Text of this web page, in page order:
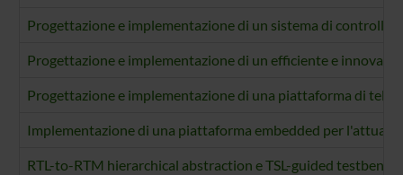
Progettazione e implementazione di un sistema di
Progettazione e implementazione di un efficiente e
Progettazione e implementazione di una piattaforma di
Implementazione di una piattaforma embedded per
RTL-to-RTM hierarchical abstraction e TSL-guided